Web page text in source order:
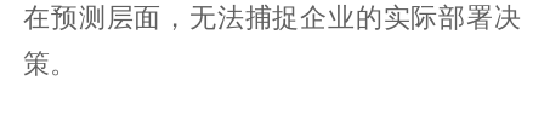
在预测层面，无法捕捉企业的实际部署决
策。